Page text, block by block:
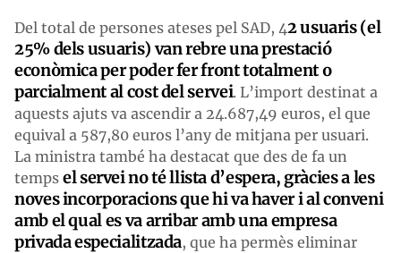
Del total de persones ateses pel SAD, 42 usuaris (el
25% dels usuaris) van rebre una prestació
econòmica per poder fer front totalment o
parcialment al cost del servei. L’import destinat a
aquests ajuts va ascendir a 24.687,49 euros, el que
equival a 587,80 euros l’any de mitjana per usuari.
La ministra també ha destacat que des de fa un
temps el servei no té llista d’espera, gràcies a les
noves incorporacions que hi va haver i al conveni
amb el qual es va arribar amb una empresa
privada especialitzada, que ha permès eliminar